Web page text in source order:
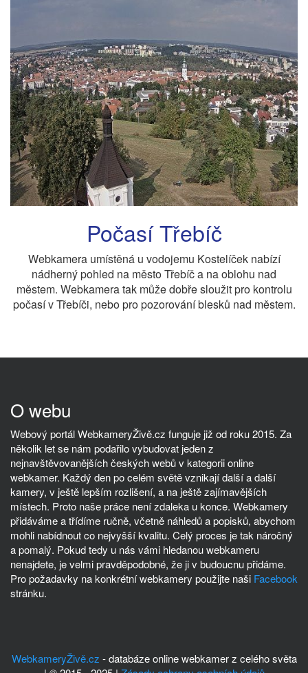
Počasí Třebíč
Webkamera umístěná u vodojemu Kostelíček nabízí
nádherný pohled na město Třebíč a na oblohu nad
městem. Webkamera tak může dobře sloužit pro kontrolu
počasí v Třebíči, nebo pro pozorování blesků nad městem.
O webu
Webový portál WebkameryŽivě.cz funguje již od roku 2015. Za
několik let se nám podařilo vybudovat jeden z
nejnavštěvovanějších českých webů v kategorii online
webkamer. Každý den po celém světě vznikají další a další
kamery, v ještě lepším rozlišení, a na ještě zajímavějších
místech. Proto naše práce není zdaleka u konce. Webkamery
přidáváme a třídíme ručně, včetně náhledů a popisků, abychom
mohli nabídnout co nejvyšší kvalitu. Celý proces je tak náročný
a pomalý. Pokud tedy u nás vámi hledanou webkameru
nenajdete, je velmi pravděpodobné, že ji v budoucnu přidáme.
Pro požadavky na konkrétní webkamery použijte naši Facebook
stránku.
WebkameryŽivě.cz - databáze online webkamer z celého světa